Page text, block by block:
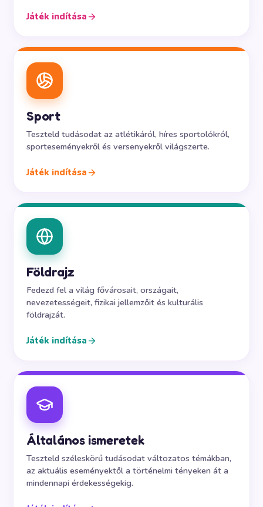
Játék indítása
Sport
Teszteld tudásodat az atlétikáról, híres sportolókról,
sporteseményekről és versenyekről világszerte.
Játék indítása
Földrajz
Fedezd fel a világ fővárosait, országait,
nevezetességeit, fizikai jellemzőit és kulturális
földrajzát.
Játék indítása
Általános ismeretek
Teszteld széleskörű tudásodat változatos témákban,
az aktuális eseményektől a történelmi tényeken át a
mindennapi érdekességekig.